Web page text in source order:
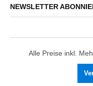
NEWSLETTER
Alle Preise inkl.